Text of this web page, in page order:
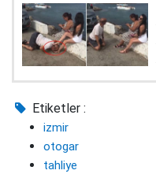
Etiketler :
izmir
otogar
tahliye